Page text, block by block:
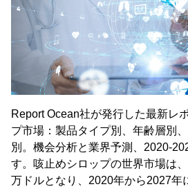
Report Ocean社が発行した最新レ
プ市場：製品タイプ別、年齢層別
別。機会分析と業界予測、2020-
す。咳止めシロップの世界市場は
万ドルとなり、2020年から2027年